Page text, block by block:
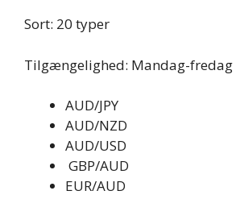
Sort: 20 typer
Tilgængelighed: Mandag-fredag
AUD/JPY
AUD/NZD
AUD/USD
GBP/AUD
EUR/AUD